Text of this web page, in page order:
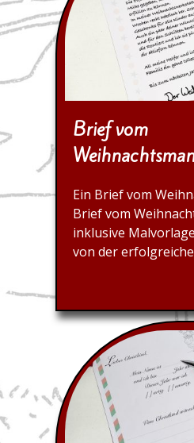
Brief vom
Ein Brief vom
Brief vom
inklusive
von der